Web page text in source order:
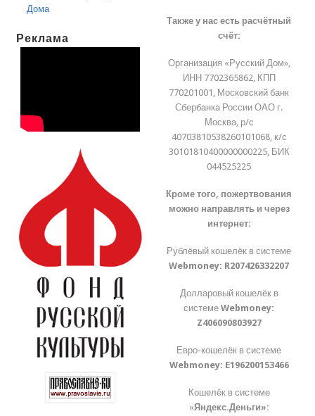
Дома
Реклама
Также у нас есть расчётный
счёт:
Организация «Русский Дом»,
ИНН 7702365862, КПП
770201001, Московский банк
Сбербанка России ОАО г.
Москва, р/с
40703810538260101068, к/с
30101810400000000225, БИК
044525225
Кроме того, пожертвования
можно направлять и через
интернет:
Рублёвый кошелёк в системе
Webmoney: R207426332207
Долларовый кошелёк в
системеWebmoney:
Z406090803927
Евро-кошелёк в системе
Webmoney: E196200153466
Кошелёк в системе
«Яндекс.Деньги»: